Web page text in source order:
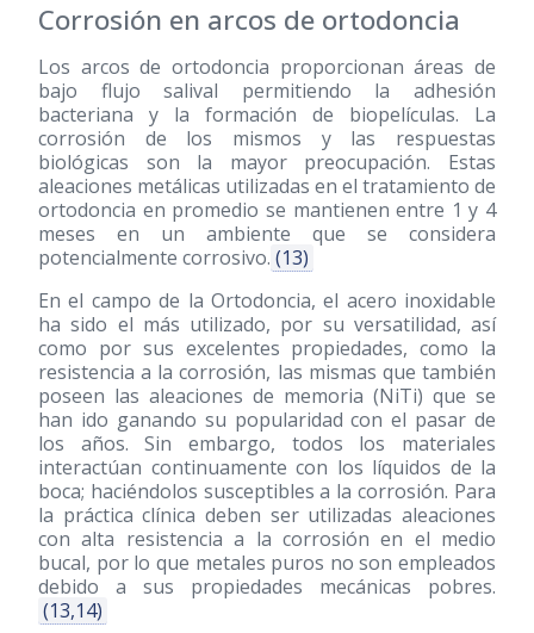
Corrosión en arcos de ortodoncia
Los arcos de ortodoncia proporcionan áreas de
bajo flujo salival permitiendo la adhesión
bacteriana y la formación de biopelículas. La
corrosión de los mismos y las respuestas
biológicas son la mayor preocupación. Estas
aleaciones metálicas utilizadas en el tratamiento de
ortodoncia en promedio se mantienen entre 1 y 4
meses en un ambiente que se considera
potencialmente corrosivo. (13)
En el campo de la Ortodoncia, el acero inoxidable
ha sido el más utilizado, por su versatilidad, así
como por sus excelentes propiedades, como la
resistencia a la corrosión, las mismas que también
poseen las aleaciones de memoria (NiTi) que se
han ido ganando su popularidad con el pasar de
los años. Sin embargo, todos los materiales
interactúan continuamente con los líquidos de la
boca; haciéndolos susceptibles a la corrosión. Para
la práctica clínica deben ser utilizadas aleaciones
con alta resistencia a la corrosión en el medio
bucal, por lo que metales puros no son empleados
debido a sus propiedades mecánicas pobres.
(13,14)